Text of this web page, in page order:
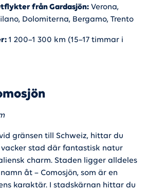
från Gardasjön: Verona,
Dolomiterna, Bergamo, Trento
1 200–1 300 km (15–17 timmar i
gränsen till Schweiz, hittar du
vacker stad där fantastisk natur
charm. Staden ligger alldeles
åt – Comosjön, som är en
karaktär. I stadskärnan hittar du